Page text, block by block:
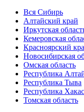
Вся Сибирь
Алтайский край
Иркутская
Кемеровская
Красноярский
Новосибирская
Омская область
Республика
Республика Тыва
Республика
Томская область